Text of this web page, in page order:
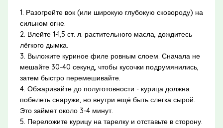
1. Разогрейте вок (или широкую глубокую сковороду) на
сильном огне.
2. Влейте 1-1,5 ст. л. растительного масла, дождитесь
лёгкого дымка.
3. Выложите куриное филе ровным слоем. Сначала не
мешайте 30-40 секунд, чтобы кусочки подрумянились,
затем быстро перемешивайте.
4. Обжаривайте до полуготовности - курица должна
побелеть снаружи, но внутри ещё быть слегка сырой.
Это займет около 3-4 минут.
5. Переложите курицу на тарелку и отставьте в сторону.